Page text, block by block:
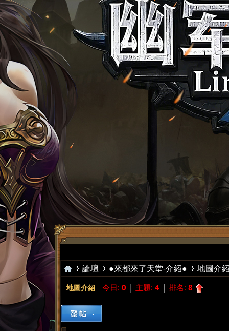
來»
論壇 ●來都來了天堂-介紹● 地圖介
地圖介紹 今日: 0 | 主題: 4 | 排名: 8